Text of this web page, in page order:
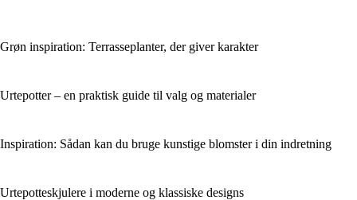
Grøn inspiration: Terrasseplanter, der giver karakter
Urtepotter – en praktisk guide til valg og materialer
Inspiration: Sådan kan du bruge kunstige blomster i din indretning
Urtepotteskjulere i moderne og klassiske designs